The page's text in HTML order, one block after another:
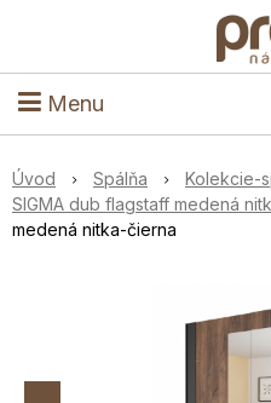
Menu
Kuchyňa a
Úvod Spálňa Kolekcie-
SIGMA dub flagstaff medená
medená nitka-čierna